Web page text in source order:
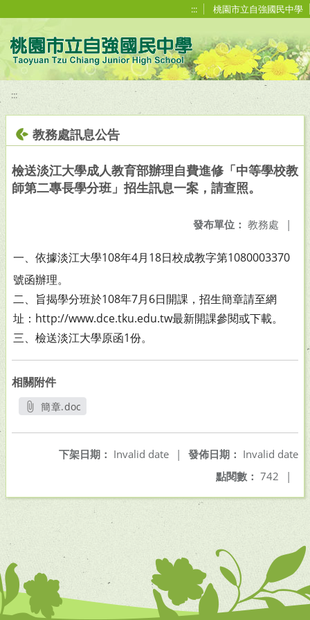
::: 桃園市立自強國民中學
:::
教務處訊息公告
檢送淡江大學成人教育部辦理自費進修「中等學校教
師第二專長學分班」招生訊息一案，請查照。
發布單位： 教務處 |
一、依據淡江大學108年4月18日校成教字第1080003370
號函辦理。
二、旨揭學分班於108年7月6日開課，招生簡章請至網
址： http://www.dce.tku.edu.tw最新開課參閱或下載。
三、檢送淡江大學原函1份。
相關附件
簡章.doc
發佈日期： Invalid date
下架日期： Invalid date
|
點閱數： 742 |